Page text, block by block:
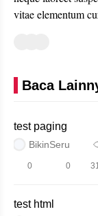
vitae elementum
Baca
test paging
BikinSeru
0 0
test html